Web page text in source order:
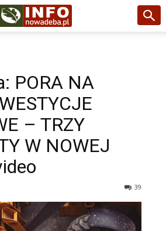
PORA NA
– TRZY
W NOWEJ
39